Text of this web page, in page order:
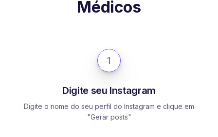
Médicos
1
Digite seu Instagram
Digite o nome do seu perfil do Instagram e clique em
"Gerar posts"